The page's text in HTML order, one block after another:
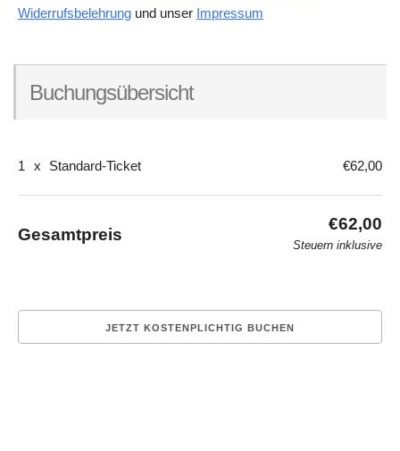
Widerrufsbelehrung und unser Impressum
Buchungsübersicht
1 x Standard-Ticket €62,00
Gesamtpreis
€62,00
Steuern inklusive